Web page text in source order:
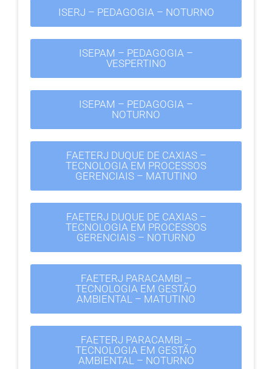
ISERJ – PEDAGOGIA – NOTURNO
ISEPAM – PEDAGOGIA –
VESPERTINO
ISEPAM – PEDAGOGIA –
NOTURNO
FAETERJ DUQUE DE CAXIAS –
TECNOLOGIA EM PROCESSOS
GERENCIAIS – MATUTINO
FAETERJ DUQUE DE CAXIAS –
TECNOLOGIA EM PROCESSOS
GERENCIAIS – NOTURNO
FAETERJ PARACAMBI –
TECNOLOGIA EM GESTÃO
AMBIENTAL – MATUTINO
FAETERJ PARACAMBI –
TECNOLOGIA EM GESTÃO
AMBIENTAL – NOTURNO